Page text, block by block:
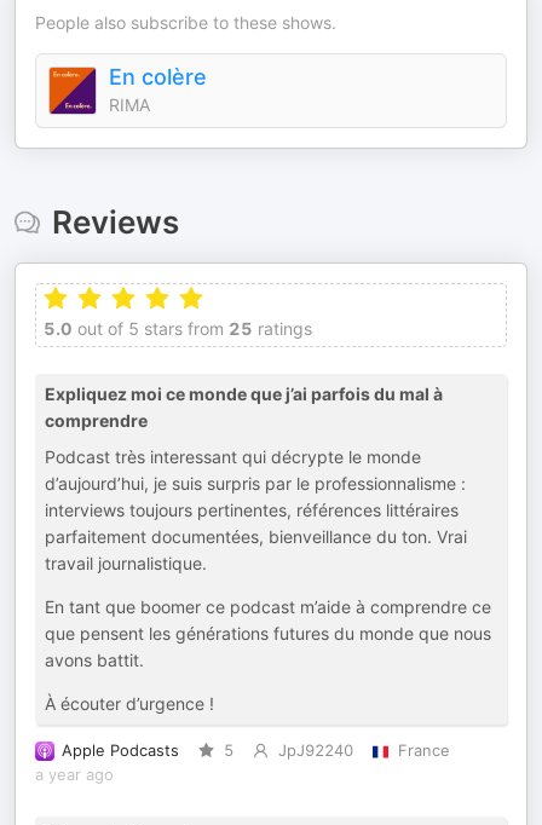
People also subscribe to these shows.
En colère
RIMA
Reviews
5.0 out of 5 stars from 25 ratings
Expliquez moi ce monde que j’ai parfois du mal à
comprendre
Podcast très interessant qui décrypte le monde
d’aujourd’hui, je suis surpris par le professionnalisme :
interviews toujours pertinentes, références littéraires
parfaitement documentées, bienveillance du ton. Vrai
travail journalistique.
En tant que boomer ce podcast m’aide à comprendre ce
que pensent les générations futures du monde que nous
avons battit.
À écouter d’urgence !
Apple Podcasts 5 JpJ92240
France
a year ago